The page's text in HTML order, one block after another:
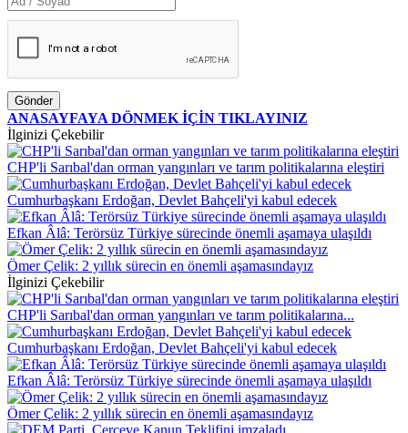
Gönder
ANASAYFAYA DÖNMEK İÇİN TIKLAYINIZ
İlginizi Çekebilir
CHP'li Sarıbal'dan orman yangınları ve tarım politikalarına eleştiri
Cumhurbaşkanı Erdoğan, Devlet Bahçeli'yi kabul edecek
Efkan Âlâ: Terörsüz Türkiye sürecinde önemli aşamaya ulaşıldı
Ömer Çelik: 2 yıllık sürecin en önemli aşamasındayız
İlginizi Çekebilir
CHP'li Sarıbal'dan orman yangınları ve tarım politikalarına...
Cumhurbaşkanı Erdoğan, Devlet Bahçeli'yi kabul edecek
Efkan Âlâ: Terörsüz Türkiye sürecinde önemli aşamaya ulaşıldı
Ömer Çelik: 2 yıllık sürecin en önemli aşamasındayız